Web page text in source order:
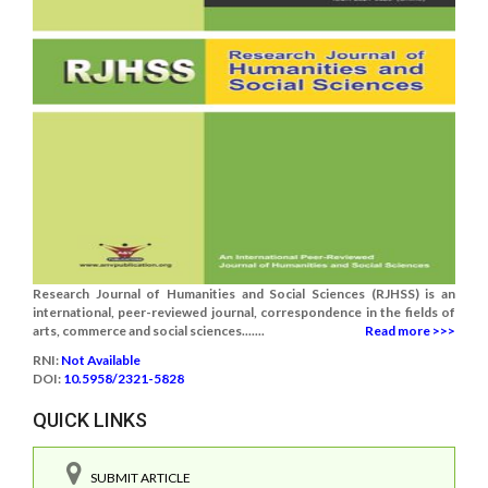
Research Journal of Humanities and Social Sciences (RJHSS) is an
international, peer-reviewed journal, correspondence in the fields of
arts, commerce and social sciences.......
Read more >>>
RNI: Not Available
DOI: 10.5958/2321-5828
QUICK LINKS
SUBMIT ARTICLE